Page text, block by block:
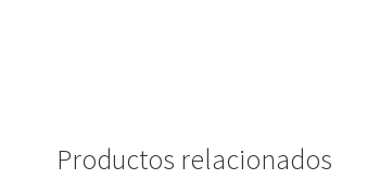
Productos relacionados